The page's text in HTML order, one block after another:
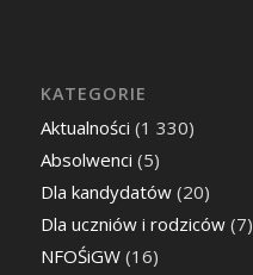
KATEGORIE
Aktualności (1 330)
Absolwenci (5)
Dla kandydatów(20)
Dla uczniów i rodziców(7)
NFOŚiGW(16)